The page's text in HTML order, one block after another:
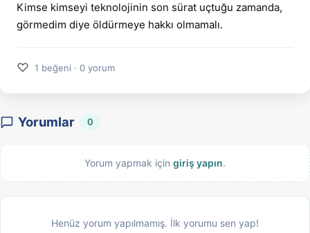
Kimse kimseyi teknolojinin son sürat uçtuğu zamanda,
görmedim diye öldürmeye hakkı olmamalı.
♡ 1 beğeni · 0 yorum
Yorumlar 0
Yorum yapmak için giriş yapın.
Henüz yorum yapılmamış. İlk yorumu sen yap!